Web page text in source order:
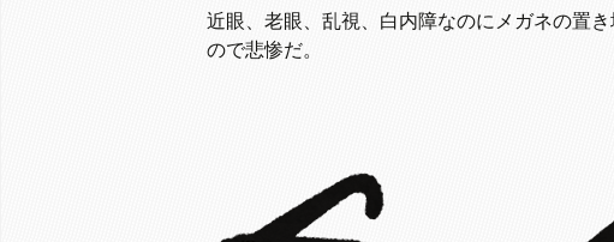
近眼、老眼、乱視、白内障なのにメガネの置
ので悲惨だ。